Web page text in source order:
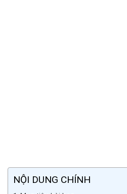
NỘI DUNG CHÍNH